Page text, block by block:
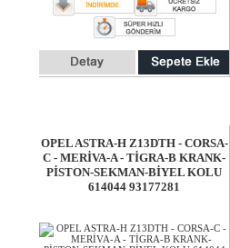
OPEL ASTRA-H Z13DTH - CORSA-
C - MERİVA-A - TİGRA-B KRANK-
PİSTON-SEKMAN-BİYEL KOLU
614044 93177281